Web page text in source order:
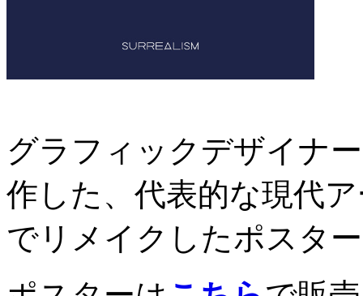
グラフィックデザイナ
作した、代表的な現代
でリメイクしたポスタ